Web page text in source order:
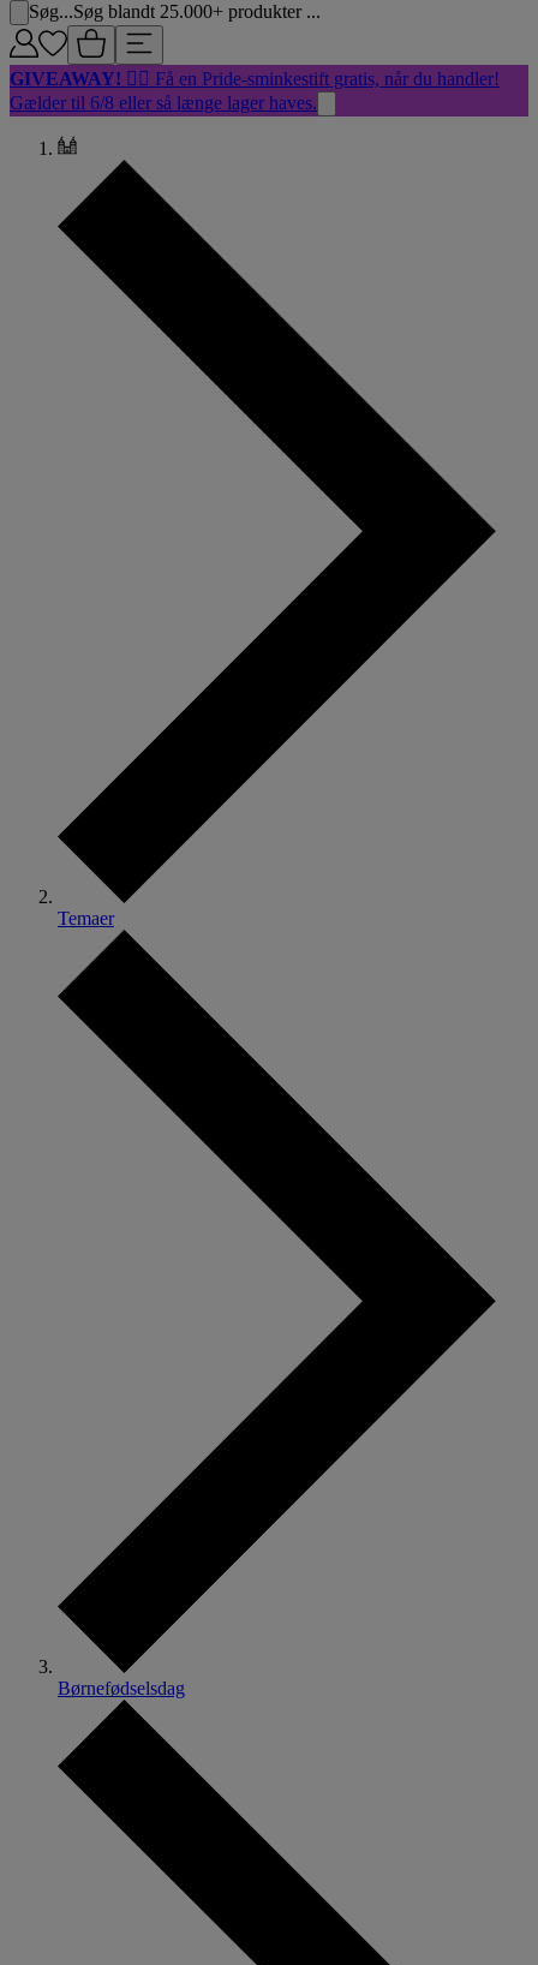
Søg...Søg blandt 25.000+ produkter ...
GIVEAWAY! 🏳️‍🌈 Få en Pride-sminkestift gratis, når du handler!
Gælder til 6/8 eller så længe lager haves.
Temaer
Børnefødselsdag